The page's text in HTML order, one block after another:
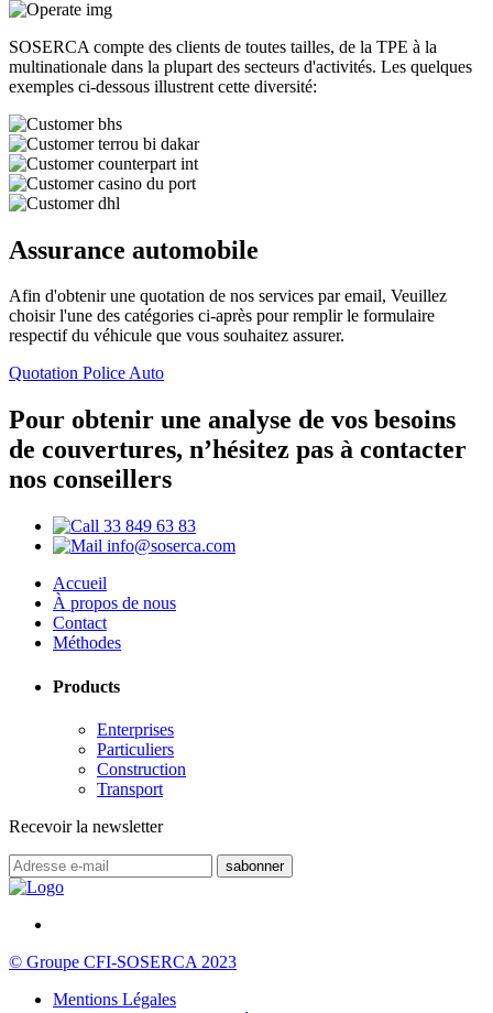
SOSERCA compte des clients de toutes tailles, de la TPE à la
multinationale dans la plupart des secteurs d'activités. Les quelques
exemples ci-dessous illustrent cette diversité:
Assurance automobile
Afin d'obtenir une quotation de nos services par email, Veuillez
choisir l'une des catégories ci-après pour remplir le formulaire
respectif du véhicule que vous souhaitez assurer.
Quotation Police Auto
Pour obtenir une analyse de vos besoins
de couvertures, n’hésitez pas à contacter
nos conseillers
33 849 63 83
info@soserca.com
Accueil
À propos de nous
Contact
Méthodes
Products
Enterprises
Particuliers
Construction
Transport
Recevoir la newsletter
© Groupe CFI-SOSERCA 2023
Mentions Légales